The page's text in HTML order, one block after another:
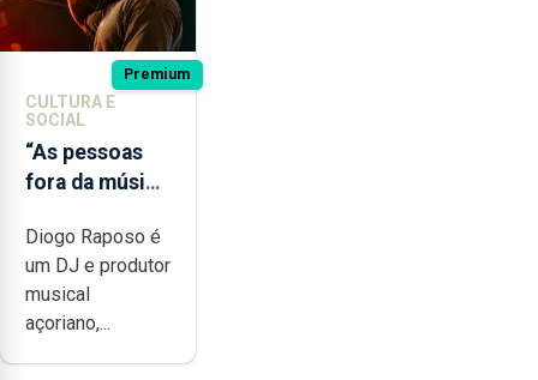
Premium
CULTURA E
SOCIAL
“As pessoas
fora da música
noção do quão
difícil é
produzir uma
música”
Diogo Raposo é
um DJ e produtor
musical
açoriano,...